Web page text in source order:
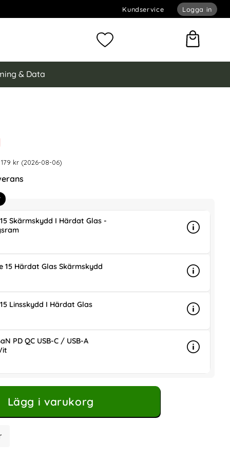
Kundservice Logga in
sökning Mina favoriter
& Data
MagSafe Transparent/Titanium som favorit
iPhone 15 Skal CH MagSafe Transparent/Titanium
nedsatt med
kr (2026-08-06)
Skärmskydd I Härdat Glas -
Info
mer info
15 Härdat Glas Skärmskydd
Info
mer info
Linsskydd I Härdat Glas
Info
mer info
PD QC USB-C / USB-A
Info
mer info
Lägg i varukorg